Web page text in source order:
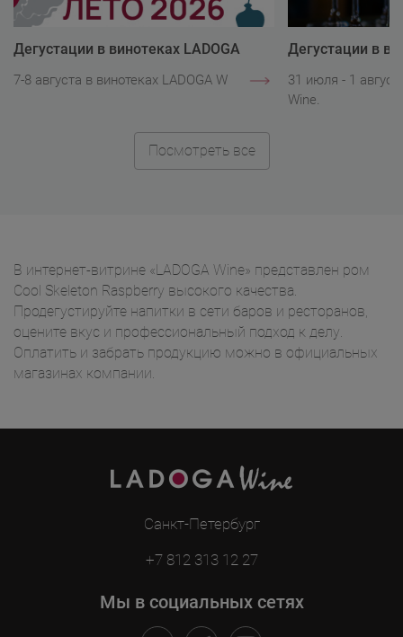
Дегустации в винотеках LADOGA
7-8 августа в винотеках LADOGA Wine.
Дегустации в
31 июля - 1
Wine.
Посмотреть все
В интернет-витрине «LADOGA Wine» представлен ром
Cool Skeleton Raspberry высокого качества.
Продегустируйте напитки в сети баров и ресторанов,
оцените вкус и профессиональный подход к делу.
Оплатить и забрать продукцию можно в официальных
магазинах компании.
Санкт-Петербург
+7 812 313 12 27
Мы в социальных сетях